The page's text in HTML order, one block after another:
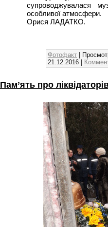
супроводжувалася
особливої атмосфери.
Орися ЛАДАТКО.
Фотофакт |
21.12.2016
Пам’ять про